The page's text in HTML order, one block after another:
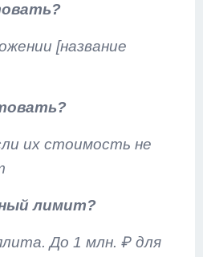
[название
их стоимость не
лимит?
До 1 млн. ₽ для